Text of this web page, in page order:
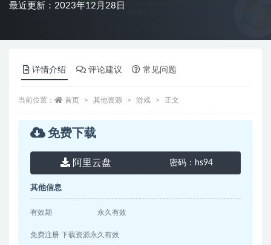
最近更新：2023年12月28日
详情介绍 评论建议 常见问题
当前位置： 首页 其他资源 游戏 正文
免费下载
阿里云盘 密码： hs94
其他信息
有效期 永久有效
免费注册 下载资源永久有效